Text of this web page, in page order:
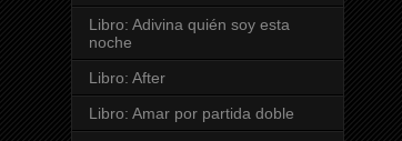
Libro: Adivina quién soy esta
noche
Libro: After
Libro: Amar por partida doble